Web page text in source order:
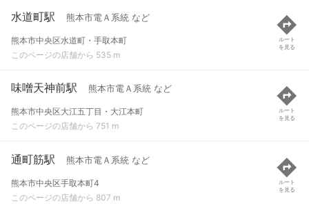
水道町駅 熊本市電Ａ系統 など
熊本市中央区水道町・手取本町
このページの店舗から 535 m
ルート
を見る
味噌天神前駅 熊本市電Ａ系統 など
熊本市中央区大江五丁目・大江本町
このページの店舗から 751 m
ルート
を見る
通町筋駅 熊本市電Ａ系統 など
熊本市中央区手取本町4
このページの店舗から 807 m
ルート
を見る